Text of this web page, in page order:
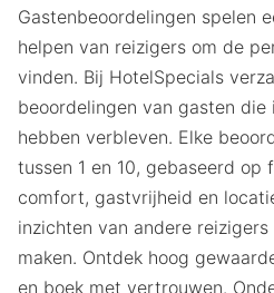
Gastenbeoordelingen spelen
helpen van reizigers om de
vinden. Bij HotelSpecials
beoordelingen van gasten
hebben verbleven. Elke
tussen 1 en 10, gebaseerd op
comfort, gastvrijheid en
inzichten van andere
maken. Ontdek hoog
en boek met vertrouwen.